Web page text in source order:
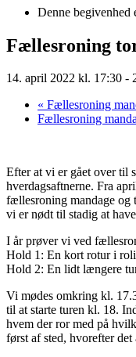
Denne begivenhed
Fællesroning
14. april 2022 kl. 17:30 -
« Fællesroning
Fællesroning
Efter at vi er gået over til
hverdagsaftnerne. Fra
fællesroning mandage og
vi er nødt til stadig at
I år prøver vi ved
Hold 1: En kort rotur i
Hold 2: En lidt længere
Vi mødes omkring kl.
til at starte turen kl. 18.
hvem der ror med på
først af sted, hvorefter det